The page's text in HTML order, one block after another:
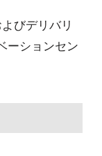
びデリバリ
ーションセン